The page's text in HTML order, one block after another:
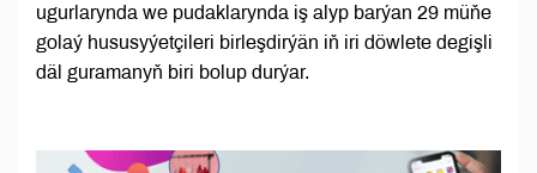
ugurlarynda we pudaklarynda iş alyp barýan 29 müňe
golaý hususyýetçileri birleşdirýän iň iri döwlete degişli
däl guramanyň biri bolup durýar.